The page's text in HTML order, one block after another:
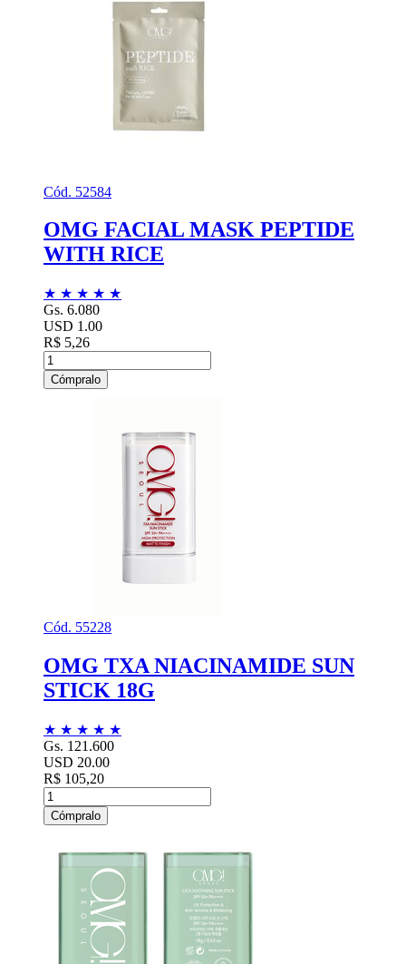
Cód. 52584
OMG FACIAL MASK PEPTIDE
WITH RICE
★ ★ ★ ★ ★
Gs. 6.080
USD 1.00
R$ 5,26
Cómpralo
Cód. 55228
OMG TXA NIACINAMIDE SUN
STICK 18G
★ ★ ★ ★ ★
Gs. 121.600
USD 20.00
R$ 105,20
Cómpralo